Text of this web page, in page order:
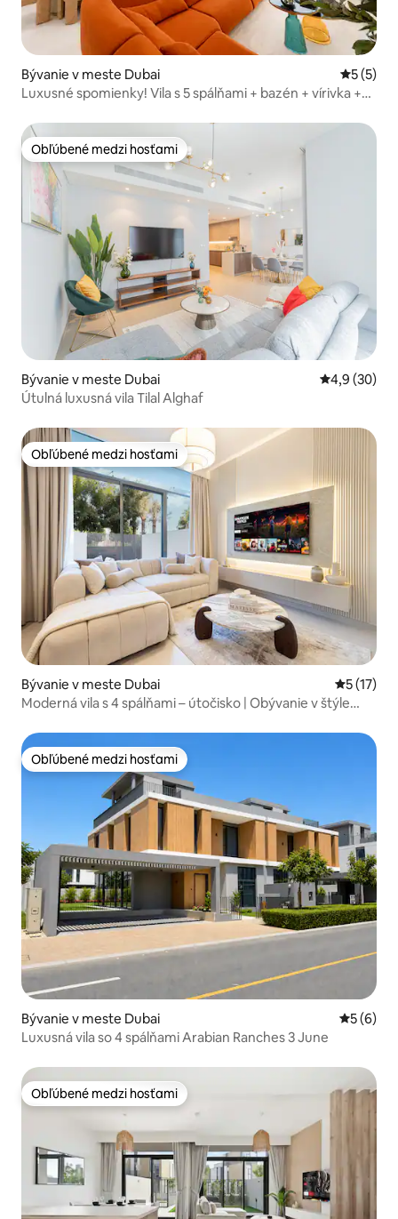
Bývanie v meste Dubai
5 (5)
Luxusné spomienky! Vila s 5 spálňami + bazén + vírivka +
Obľúbené medzi hosťami
Obľúbené medzi hosťami
Bývanie v meste Dubai Priemerné
4,9 (30)
Útulná luxusná vila Tilal Alghaf
Obľúbené medzi hosťami
Obľúbené medzi hosťami
Bývanie v meste Dubai
5 (17)
Moderná vila s 4 spálňami – útočisko | Obývanie v štýle
Obľúbené medzi hosťami
Obľúbené medzi hosťami
Bývanie v meste Dubai
5 (6)
Luxusná vila so 4 spálňami Arabian Ranches 3 June
Obľúbené medzi hosťami
Obľúbené medzi hosťami